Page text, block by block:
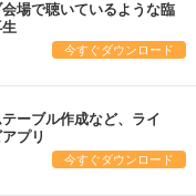
場で聴いているような臨
今すぐダウンロード
ーブル作成など、ライ
プリ
今すぐダウンロード